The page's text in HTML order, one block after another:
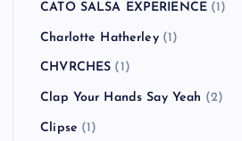
CATO SALSA EXPERIENCE (1)
Charlotte Hatherley(1)
CHVRCHES (1)
Clap Your Hands Say Yeah (2)
Clipse (1)